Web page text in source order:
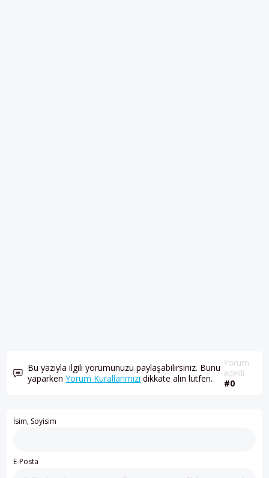
Bu yazıyla ilgili yorumunuzu paylaşabilirsiniz. Bunu
yaparkenYorum Kurallarımızı dikkate alın lütfen.
Yorum
adedi
#0
İsim, Soyisim
E-Posta